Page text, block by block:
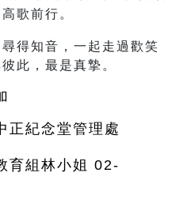
歌前行。
得知音，一起走過歡笑
此，最是真摯。
正紀念堂管理處
育組林小姐 02-